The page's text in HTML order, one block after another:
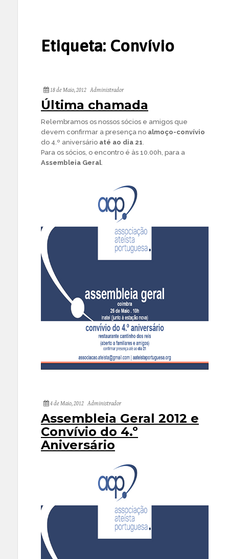
Etiqueta: Convívio
18 de Maio, 2012 Administrador
Última chamada
Relembramos os nossos sócios e amigos que
devem confirmar a presença no almoço-convívio
do 4.º aniversário até ao dia 21.
Para os sócios, o encontro é às 10.00h, para a
Assembleia Geral.
4 de Maio, 2012 Administrador
Assembleia Geral 2012 e
Convívio do 4.º
Aniversário